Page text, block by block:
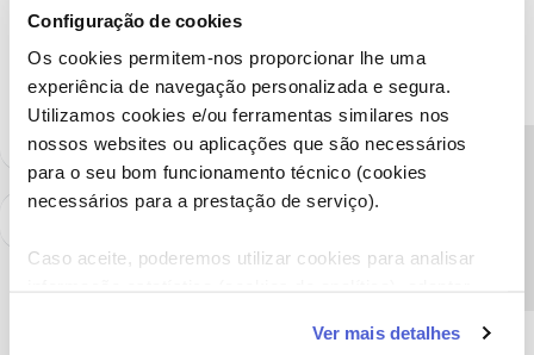
Configuração de cookies
Os cookies permitem-nos proporcionar lhe uma
experiência de navegação personalizada e segura.
Utilizamos cookies e/ou ferramentas similares nos
nossos websites ou aplicações que são necessários
para o seu bom funcionamento técnico (cookies
necessários para a prestação de serviço).
Caso aceite, poderemos utilizar cookies para analisar
funcionalidades (cookies de personalização e
Ver mais detalhes
Ajude a comunidade a encontrar informação relevante. Marque
como "Melhor Resposta" e faça "Like" nos melhores comentários.